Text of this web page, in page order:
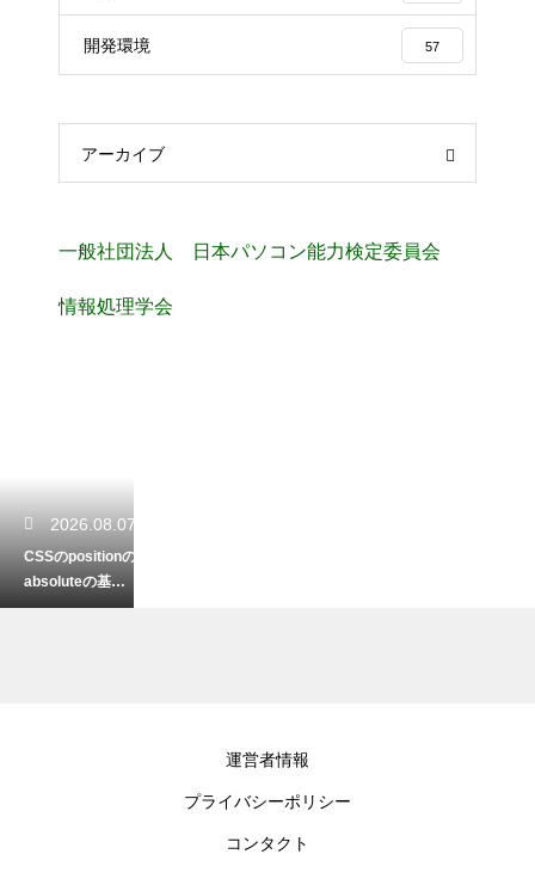
開発環境 57
アーカイブ
一般社団法人 日本パソコン能力検定委員会
情報処理学会
2026.08.07
CSSのpositionの
absoluteの基
準！絶対配置の
運営者情報
プライバシーポリシー
コンタクト